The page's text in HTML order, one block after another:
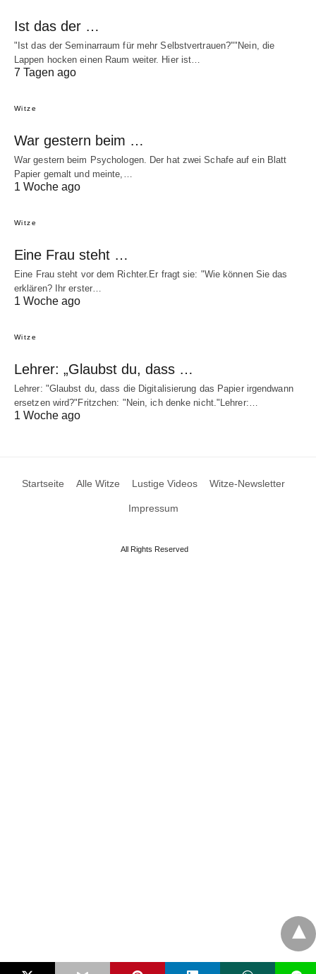
Ist das der …
"Ist das der Seminarraum für mehr Selbstvertrauen?""Nein, die
Lappen hocken einen Raum weiter. Hier ist…
7 Tagen ago
Witze
War gestern beim …
War gestern beim Psychologen. Der hat zwei Schafe auf ein Blatt
Papier gemalt und meinte,…
1 Woche ago
Witze
Eine Frau steht …
Eine Frau steht vor dem Richter.Er fragt sie: "Wie können Sie das
erklären? Ihr erster…
1 Woche ago
Witze
Lehrer: „Glaubst du, dass …
Lehrer: "Glaubst du, dass die Digitalisierung das Papier irgendwann
ersetzen wird?"Fritzchen: "Nein, ich denke nicht."Lehrer:…
1 Woche ago
Startseite Alle Witze Lustige Videos Witze-Newsletter
Impressum
All Rights Reserved